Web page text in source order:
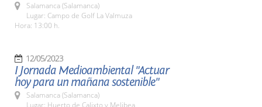
Salamanca (Salamanca)
Lugar: Campo de Golf La Valmuza
Hora: 13:00 h.
12/05/2023
I Jornada Medioambiental "Actuar
hoy para un mañana sostenible"
Salamanca (Salamanca)
Lugar: Huerto de Calixto y Melibea